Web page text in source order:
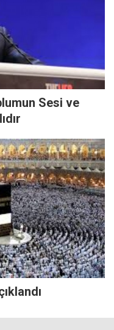
Sesi ve